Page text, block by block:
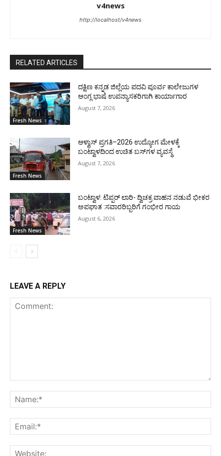
v4news
http://localhost/v4news
RELATED ARTICLES
Fresh News
ದಕ್ಷಿಣ ಕನ್ನಡ ಜಿಲ್ಲೆಯ ಪದವಿ ಪೂರ್ವ ಕಾಲೇಜುಗಳ
ಆಂಗ್ಲ ಭಾಷೆ ಉಪನ್ಯಾಸಕರಿಗಾಗಿ ಕಾರ್ಯಾಗಾರ
August 7, 2026
Fresh News
ಆಳ್ವಾಸ್ ಪ್ರಗತಿ–2026 ಉದ್ಯೋಗ ಮೇಳಕ್ಕೆ
ಬಂಟ್ವಾಳದಿಂದ ಉಚಿತ ಬಸ್‌ಗಳ ವ್ಯವಸ್ಥೆ
August 7, 2026
Fresh News
ಬಂಟ್ವಾಳ: ಟಿಪ್ಪರ್ ಲಾರಿ- ದ್ವಿಚಕ್ರ ವಾಹನ ನಡುವೆ ಭೀಕರ
ಅಪಘಾತ :ಸವಾರರಿಬ್ಬರಿಗೆ ಗಂಭೀರ ಗಾಯ
August 6, 2026
LEAVE A REPLY